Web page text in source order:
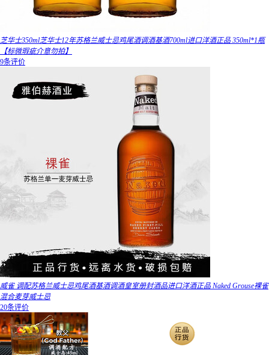
芝华士350ml芝华士12年苏格兰威士忌鸡尾酒调酒基酒700ml进口洋酒正品 350ml*1瓶
【标微瑕疵介意勿拍】
9条评价
威雀 调配苏格兰威士忌鸡尾酒基酒调酒皇室册封酒品进口洋酒正品 Naked Grouse裸雀
混合麦芽威士忌
20条评价